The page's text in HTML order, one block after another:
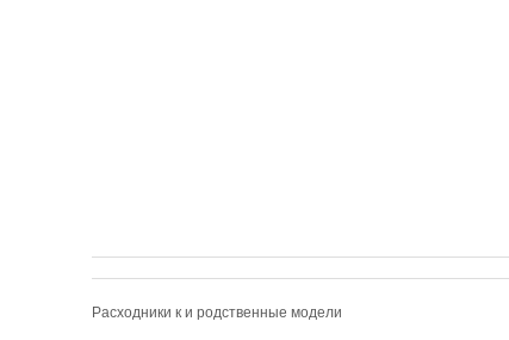
Расходники к и родственные модели